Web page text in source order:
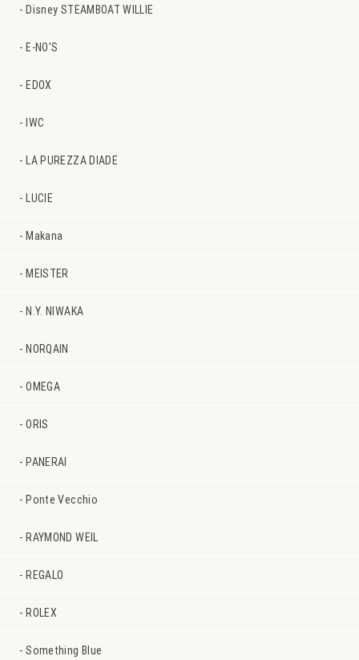
Disney STEAMBOAT WILLIE
E-NO'S
EDOX
IWC
LA PUREZZA DIADE
LUCIE
Makana
MEISTER
N.Y. NIWAKA
NORQAIN
OMEGA
ORIS
PANERAI
Ponte Vecchio
RAYMOND WEIL
REGALO
ROLEX
Something Blue